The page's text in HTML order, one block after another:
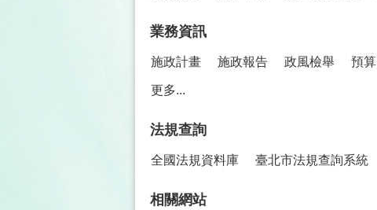
業務資訊
施政計畫 施政報告 政風檢舉 預算
更多...
法規查詢
全國法規資料庫 臺北市法規查詢系統
相關網站